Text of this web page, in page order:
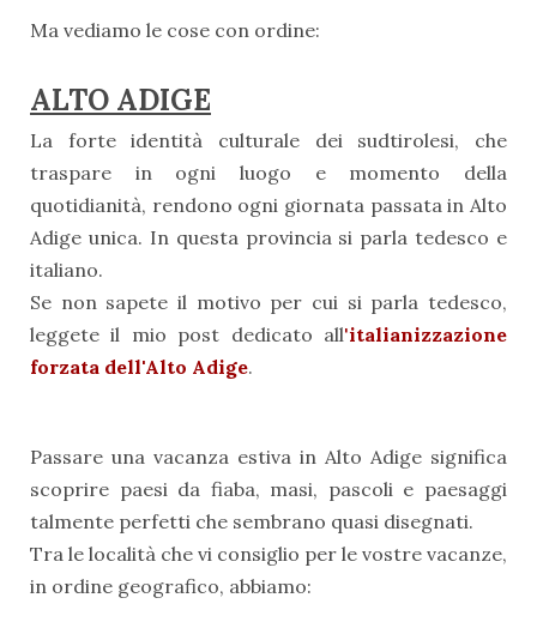
Ma vediamo le cose con ordine:
ALTO ADIGE
La forte identità culturale dei sudtirolesi, che
traspare in ogni luogo e momento della
quotidianità, rendono ogni giornata passata in Alto
Adige unica. In questa provincia si parla tedesco e
italiano.
Se non sapete il motivo per cui si parla tedesco,
leggete il mio post dedicato all'italianizzazione
forzata dell'Alto Adige.
Passare una vacanza estiva in Alto Adige significa
scoprire paesi da fiaba, masi, pascoli e paesaggi
talmente perfetti che sembrano quasi disegnati.
Tra le località che vi consiglio per le vostre vacanze,
in ordine geografico, abbiamo: